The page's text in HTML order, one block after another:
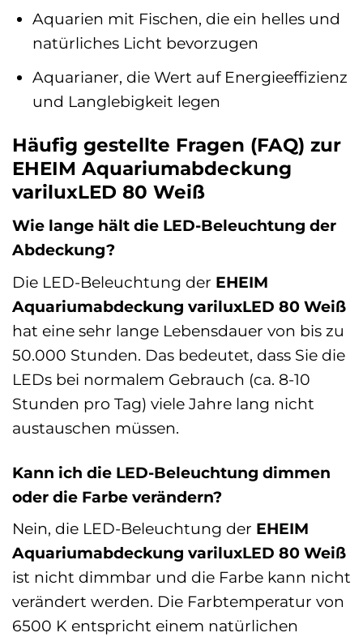
Aquarien mit Fischen, die ein helles und
natürliches Licht bevorzugen
Aquarianer, die Wert auf Energieeffizienz
und Langlebigkeit legen
Häufig gestellte Fragen (FAQ) zur
EHEIM Aquariumabdeckung
variluxLED 80 Weiß
Wie lange hält die LED-Beleuchtung der
Abdeckung?
Die LED-Beleuchtung der EHEIM
Aquariumabdeckung variluxLED 80 Weiß
hat eine sehr lange Lebensdauer von bis zu
50.000 Stunden. Das bedeutet, dass Sie die
LEDs bei normalem Gebrauch (ca. 8-10
Stunden pro Tag) viele Jahre lang nicht
austauschen müssen.
Kann ich die LED-Beleuchtung dimmen
oder die Farbe verändern?
Nein, die LED-Beleuchtung der EHEIM
Aquariumabdeckung variluxLED 80 Weiß
ist nicht dimmbar und die Farbe kann nicht
verändert werden. Die Farbtemperatur von
6500 K entspricht einem natürlichen